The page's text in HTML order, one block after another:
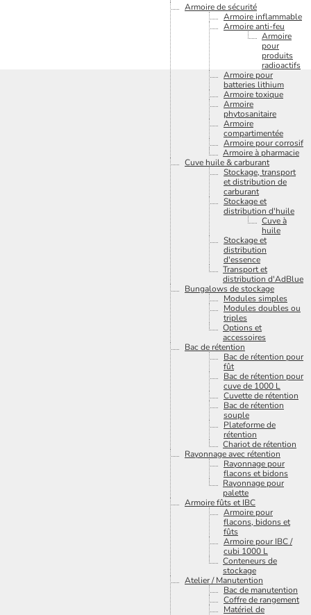
Armoire de sécurité
Armoire inflammable
Armoire anti-feu
Armoire
pour
produits
radioactifs
Armoire pour
batteries lithium
Armoire toxique
Armoire
phytosanitaire
Armoire
compartimentée
Armoire pour corrosif
Armoire à pharmacie
Cuve huile & carburant
Stockage, transport
et distribution de
carburant
Stockage et
distribution d'huile
Cuve à
huile
Stockage et
distribution
d'essence
Transport et
distribution d'AdBlue
Bungalows de stockage
Modules simples
Modules doubles ou
triples
Options et
accessoires
Bac de rétention
Bac de rétention pour
fût
Bac de rétention pour
cuve de 1000 L
Cuvette de rétention
Bac de rétention
souple
Plateforme de
rétention
Chariot de rétention
Rayonnage avec rétention
Rayonnage pour
flacons et bidons
Rayonnage pour
palette
Armoire fûts et IBC
Armoire pour
flacons, bidons et
fûts
Armoire pour IBC /
cubi 1000 L
Conteneurs de
stockage
Atelier / Manutention
Bac de manutention
Coffre de rangement
Matériel de